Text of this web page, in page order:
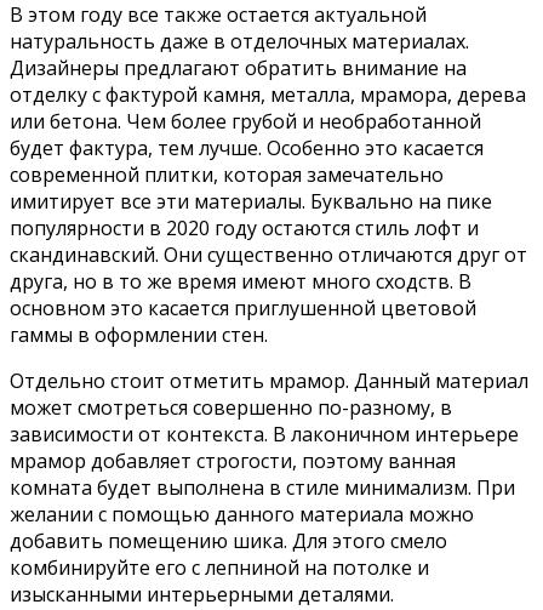
В этом году все также остается актуальной
натуральность даже в отделочных материалах.
Дизайнеры предлагают обратить внимание на
отделку с фактурой камня, металла, мрамора, дерева
или бетона. Чем более грубой и необработанной
будет фактура, тем лучше. Особенно это касается
современной плитки, которая замечательно
имитирует все эти материалы. Буквально на пике
популярности в 2020 году остаются стиль лофт и
скандинавский. Они существенно отличаются друг от
друга, но в то же время имеют много сходств. В
основном это касается приглушенной цветовой
гаммы в оформлении стен.
Отдельно стоит отметить мрамор. Данный материал
может смотреться совершенно по-разному, в
зависимости от контекста. В лаконичном интерьере
мрамор добавляет строгости, поэтому ванная
комната будет выполнена в стиле минимализм. При
желании с помощью данного материала можно
добавить помещению шика. Для этого смело
комбинируйте его с лепниной на потолке и
изысканными интерьерными деталями.